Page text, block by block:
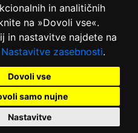
in analitičnih
na »Dovoli vse«.
in nastavitve najdete na
Nastavitve zasebnosti.
Dovoli vse
samo nujne
Nastavitve
77 01,